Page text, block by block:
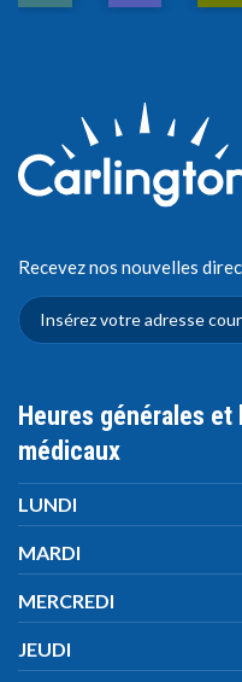
Recevez nos nouvelles
Heures générales
médicaux
LUNDI
MARDI
MERCREDI
JEUDI